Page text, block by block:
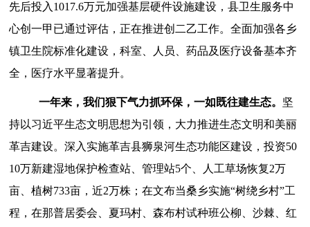
先后投入1017.6万元加强基层硬件设施建设，县卫生服务中
心创一甲已通过评估，正在推进创二乙工作。全面加强各乡
镇卫生院标准化建设，科室、人员、药品及医疗设备基本齐
全，医疗水平显著提升。
一年来，我们狠下气力抓环保，一如既往建生态。 坚
持以习近平生态文明思想为引领，大力推进生态文明和美丽
革吉建设。深入 实施革吉县狮泉河生态功能区建设，投资50
10万新建湿地保护检查站、管理站5个、人工草场恢复2万
亩、植树733亩，近2万株；在文布当桑乡实施“树绕乡村”工
程，在那普居委会、夏玛村、森布村试种班公柳、沙棘、红